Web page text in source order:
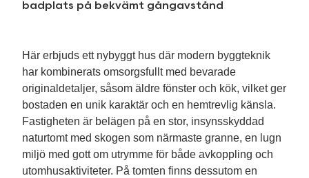
badplats på bekvämt gångavstånd
Här erbjuds ett nybyggt hus där modern byggteknik
har kombinerats omsorgsfullt med bevarade
originaldetaljer, såsom äldre fönster och kök, vilket ger
bostaden en unik karaktär och en hemtrevlig känsla.
Fastigheten är belägen på en stor, insynsskyddad
naturtomt med skogen som närmaste granne, en lugn
miljö med gott om utrymme för både avkoppling och
utomhusaktiviteter. På tomten finns dessutom en